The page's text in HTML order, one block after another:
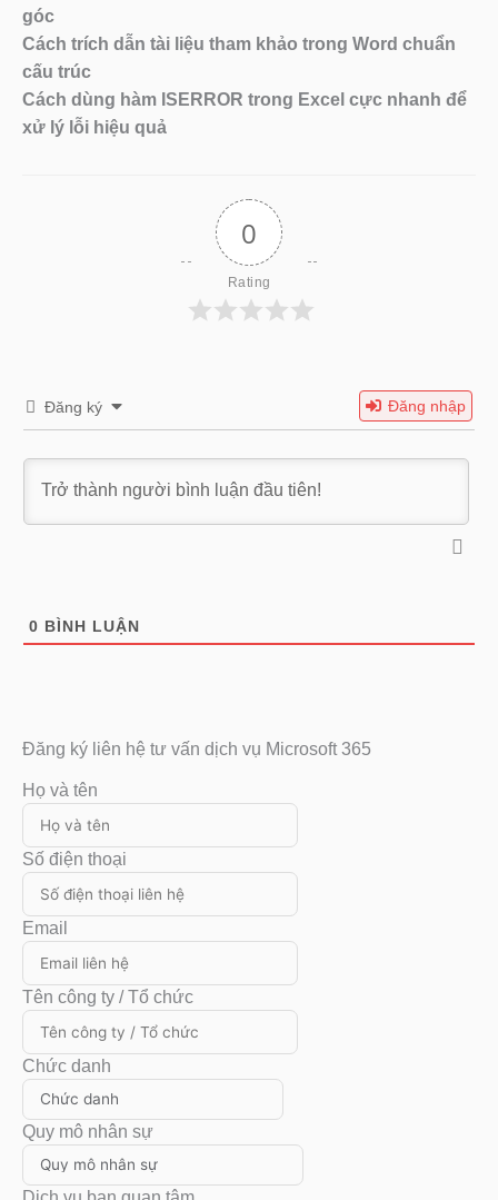
góc
Cách trích dẫn tài liệu tham khảo trong Word chuẩn
cấu trúc
Cách dùng hàm ISERROR trong Excel cực nhanh để
xử lý lỗi hiệu quả
0
Rating
Đăng ký Đăng nhập
0 BÌNH LUẬN
Đăng ký liên hệ tư vấn dịch vụ Microsoft 365
Họ và tên
Số điện thoại
Email
Tên công ty / Tổ chức
Chức danh
Quy mô nhân sự